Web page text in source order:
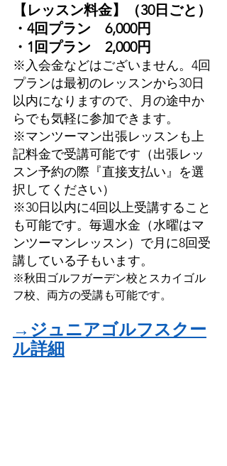
【レッスン料金】（30日ごと）
・4回プラン　6,000円
・1回プラン　2,000円
※入会金などはございません。4回
プランは最初のレッスンから30日
以内になりますので、月の途中か
らでも気軽に参加できます。
※マンツーマン出張レッスンも上
記料金で受講可能です（出張レッ
スン予約の際『直接支払い』を選
択してください）
※30日以内に4回以上受講すること
も可能です。毎週水金（水曜はマ
ンツーマンレッスン）で月に8回受
講している子もいます。
※秋田ゴルフガーデン校とスカイゴル
フ校、両方の受講も可能です。
→ジュニアゴルフスクー
ル詳細